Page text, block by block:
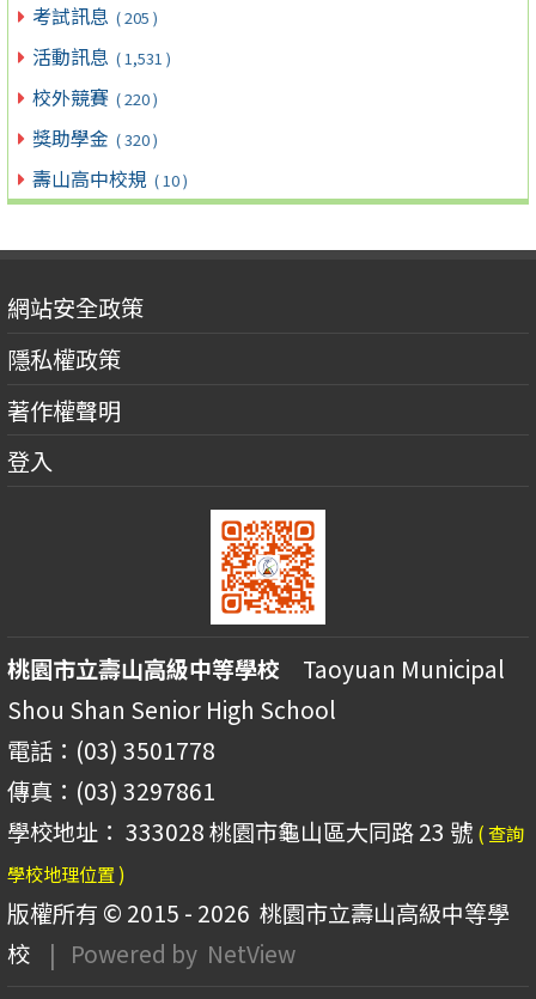
考試訊息 ( 205 )
活動訊息 ( 1,531 )
校外競賽 ( 220 )
獎助學金 ( 320 )
壽山高中校規 ( 10 )
網站安全政策
隱私權政策
著作權聲明
登入
桃園市立壽山高級中等學校 Taoyuan Municipal
Shou Shan Senior High School
電話：(03) 3501778
傳真：(03) 3297861
學校地址： 333028 桃園市龜山區大同路 23 號 ( 查詢
學校地理位置 )
版權所有 © 2015 - 2026 桃園市立壽山高級中等學
校
| Powered by NetView